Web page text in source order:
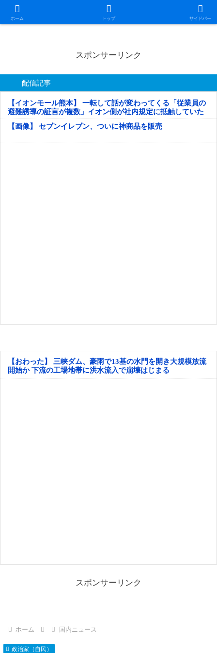
ホーム トップ サイドバー
日本第一！ニュース録
スポンサーリンク
配信記事
【イオンモール熊本】 一転して話が変わってくる「従業員の
避難誘導の証言が複数」イオン側が社内規定に抵触していた
疑い
【画像】 セブンイレブン、ついに神商品を販売
【おわった】 三峡ダム、豪雨で13基の水門を開き大規模放流
開始か 下流の工場地帯に洪水流入で崩壊はじまる
スポンサーリンク
ホーム 国内ニュース
政治家（自民）